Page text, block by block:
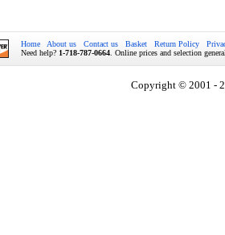
Home About us Contact us Basket Return Policy
Need help? 1-718-787-0664 . Online prices and selection
Copyright © 2001 -